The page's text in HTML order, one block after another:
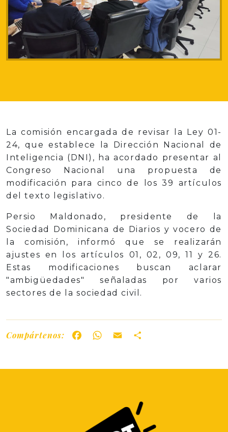
La comisión encargada de revisar la Ley 01-
24, que establece la Dirección Nacional de
Inteligencia (DNI), ha acordado presentar al
Congreso Nacional una propuesta de
modificación para cinco de los 39 artículos
del texto legislativo.
Persio Maldonado, presidente de la
Sociedad Dominicana de Diarios y vocero de
la comisión, informó que se realizarán
ajustes en los artículos 01, 02, 09, 11 y 26.
Estas modificaciones buscan aclarar
"ambigüedades" señaladas por varios
sectores de la sociedad civil.
Compártenos: FacebookWhatsApp
Email